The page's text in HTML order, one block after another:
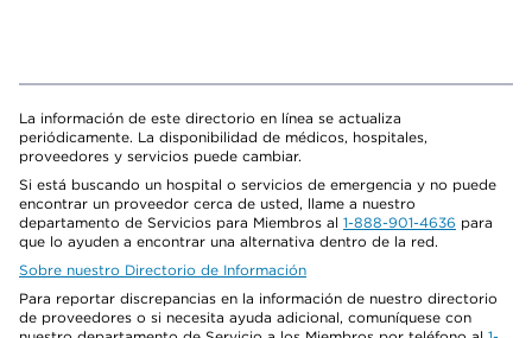
La información de este directorio en línea se actualiza
periódicamente. La disponibilidad de médicos, hospitales,
proveedores y servicios puede cambiar.
Si está buscando un hospital o servicios de emergencia y no puede
encontrar un proveedor cerca de usted, llame a nuestro
departamento de Servicios para Miembros al 1-888-901-4636 para
que lo ayuden a encontrar una alternativa dentro de la red.
Sobre nuestro Directorio de Información
Para reportar discrepancias en la información de nuestro directorio
de proveedores o si necesita ayuda adicional, comuníquese con